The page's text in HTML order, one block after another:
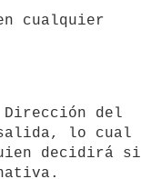
salida, lo cual
decidirá si